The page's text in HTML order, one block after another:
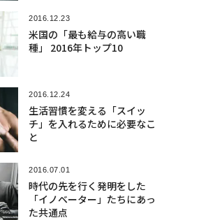
2016.12.23
米国の「最も給与の高い職
種」 2016年トップ10
2016.12.24
生活習慣を変える「スイッ
チ」を入れるために必要なこ
と
2016.07.01
時代の先を行く発明をした
「イノベーター」たちにあっ
た共通点